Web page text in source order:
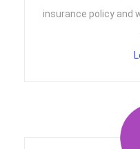
insurance policy and